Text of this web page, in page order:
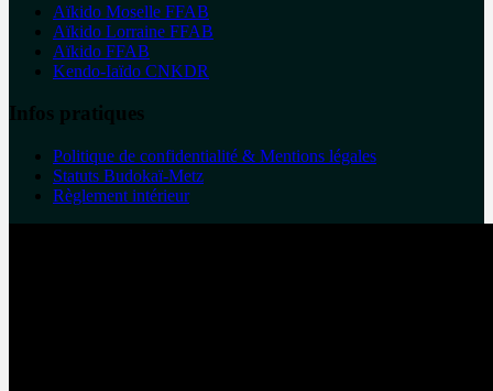
Aïkido Moselle FFAB
Aïkido Lorraine FFAB
Aïkido FFAB
Kendo-Iaïdo CNKDR
Infos pratiques
Politique de confidentialité & Mentions légales
Statuts Budokaï-Metz
Règlement intérieur